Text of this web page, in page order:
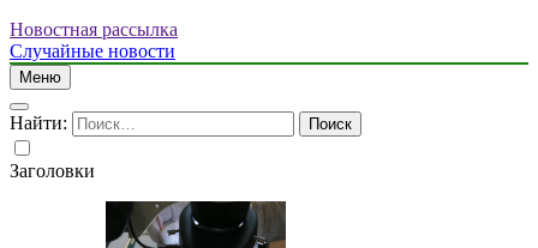
Новостная рассылка
Случайные новости
Меню
Найти:
Заголовки